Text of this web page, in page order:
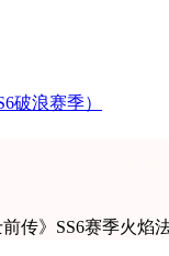
破浪赛季）
传》SS6赛季火焰